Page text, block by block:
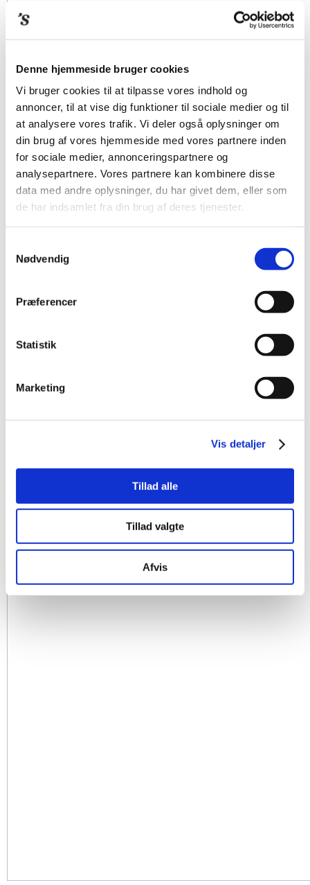
Denne hjemmeside bruger cookies
Vi bruger cookies til at tilpasse vores indhold og
annoncer, til at vise dig funktioner til sociale medier og til
at analysere vores trafik. Vi deler også oplysninger om
din brug af vores hjemmeside med vores partnere inden
for sociale medier, annonceringspartnere og
analysepartnere. Vores partnere kan kombinere disse
data med andre oplysninger, du har givet dem, eller som
de har indsamlet fra din brug af deres tjenester.
Nødvendig
Præferencer
Statistik
Marketing
Vis detaljer
Tillad alle
Tillad valgte
Afvis